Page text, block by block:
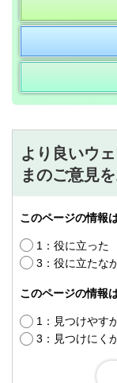
より良いウ
まのご意見
このページの情報
1：役に立った
3：役に立たな
このページの情報
1：見つけやす
3：見つけにく